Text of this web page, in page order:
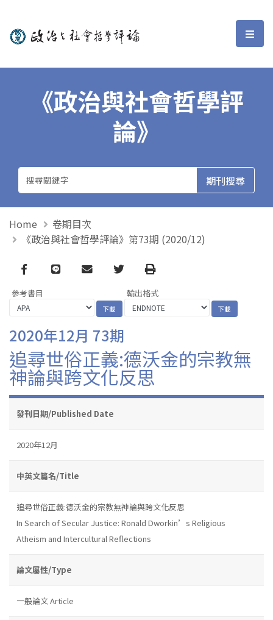
政治與社會哲學評論 選
《政治與社會哲學評
論》
Home
卷期目次
《政治與社會哲學評論》第73期 (2020/12)
Facebook
line email TwitterPrint
參考書目 輸出格式
2020年12月 73期
追尋世俗正義:德沃金的宗教無
神論與跨文化反思
發刊日期/Published Date
2020年12月
中英文篇名/Title
追尋世俗正義:德沃金的宗教無神論與跨文化反思
In Search of Secular Justice: Ronald Dworkin’s Religious
Atheism and Intercultural Reflections
論文屬性/Type
一般論文 Article